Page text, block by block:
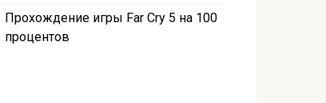
Прохождение игры Far Cry 5 на 100
процентов